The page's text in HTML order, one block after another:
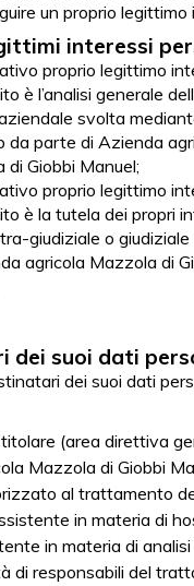
un proprio legittimo
interessi
proprio legittimo
è l’analisi generale
svolta
da parte di Azienda
di Giobbi Manuel;
proprio legittimo
è la tutela dei propri
giudiziale o
agricola Mazzola di
dei suoi dati
dei suoi dati
(area direttiva
Mazzola di Giobbi
al trattamento
in materia di
in materia di
di responsabili del